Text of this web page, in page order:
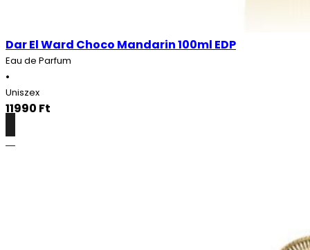
Dar El Ward Choco Mandarin 100ml EDP
Eau de Parfum
•
Uniszex
11990 Ft
Részletek